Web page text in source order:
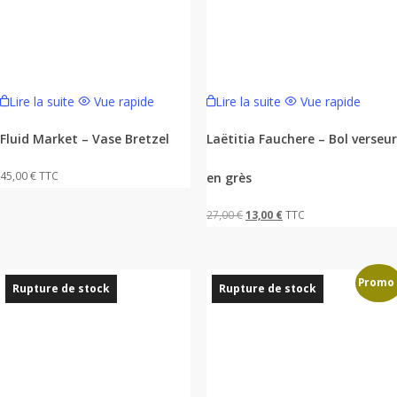
Lire la suite Vue rapide
Fluid Market – Vase Bretzel
45,00€TTC
Lire la suite Vue rapide
Laëtitia Fauchere – Bol verseur
en grès
27,00€Le
était :
27,00 €.
13,00 €Le
est :
13,00 €.
TTC
Rupture de stock Rupture de stock Promo